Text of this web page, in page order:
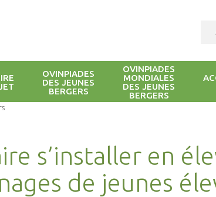
OVINPIADES
DES JEUNES
BERGERS
OVINPIADES
MONDIALES
DES JEUNES
BERGERS
s’installer en
de jeunes